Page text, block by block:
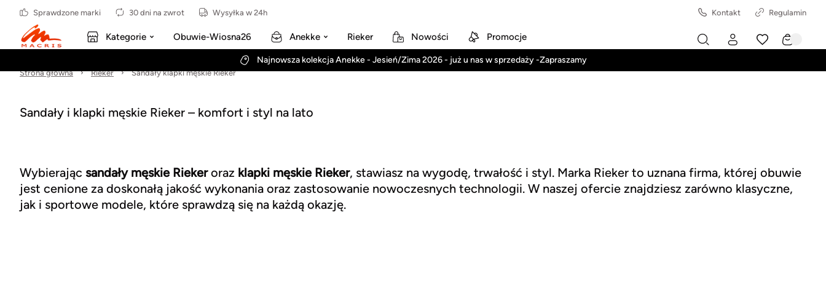
Sprawdzone marki 30 dni na zwrot Wysyłka w 24h Kontakt Regulamin
Kategorie Obuwie-Wiosna26 Anekke Rieker Nowości Promocje
Najnowsza kolekcja Anekke - Jesień/Zima 2026 - już u nas w sprzedaży -Zapraszamy
Strona główna Rieker Sandały klapki męskie Rieker
Sandały i klapki męskie Rieker – komfort i styl na lato
Wybierając sandały męskie Riekeroraz klapki męskie Rieker, stawiasz na wygodę, trwałość i styl. Marka Rieker to uznana firma, której obuwie
jest cenione za doskonałą jakość wykonania oraz zastosowanie nowoczesnych technologii. W naszej ofercie znajdziesz zarówno klasyczne,
jak i sportowe modele, które sprawdzą się na każdą okazję.